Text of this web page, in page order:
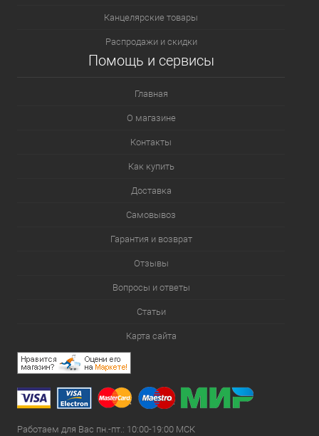
Канцелярские товары
Распродажи и скидки
Помощь и сервисы
Главная
О магазине
Контакты
Как купить
Доставка
Самовывоз
Гарантия и возврат
Отзывы
Вопросы и ответы
Статьи
Карта сайта
Работаем для Вас пн.-пт.: 10:00-19:00 МСК